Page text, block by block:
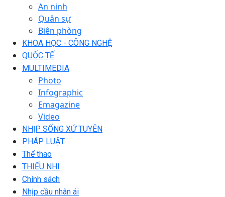
An ninh
Quân sự
Biên phòng
KHOA HỌC - CÔNG NGHỆ
QUỐC TẾ
MULTIMEDIA
Photo
Infographic
Emagazine
Video
NHỊP SỐNG XỨ TUYÊN
PHÁP LUẬT
Thể thao
THIẾU NHI
Chính sách
Nhịp cầu nhân ái